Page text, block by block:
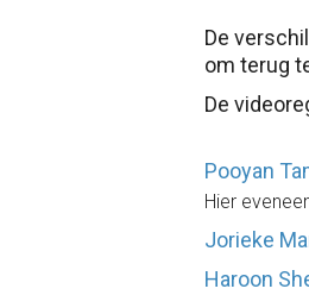
De
om terug
De
Pooyan
Hier
Jorieke
Haroon